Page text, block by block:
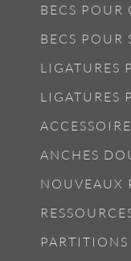
BECS POUR
BECS POUR
LIGATURES
LIGATURES
ANCHES
NOUVEAUX
PARTITIONS